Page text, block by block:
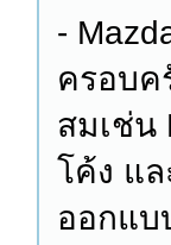
-
ครอบค
สมเช่น
โค้ง แล
ออกแบ